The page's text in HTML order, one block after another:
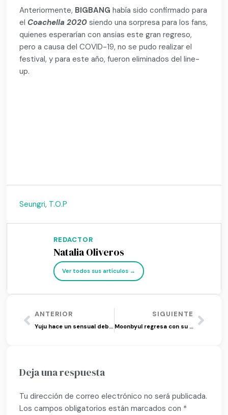
Anteriormente, BIGBANGhabía sido confirmado para
el Coachella 2020 siendo una sorpresa para los fans,
quienes esperarían con ansias este gran regreso,
pero a causa del COVID-19, no se pudo realizar el
festival, y para este año, fueron eliminados del line-
up.
Seungri, T.O.P
REDACTOR
Natalia Oliveros
Ver todos sus artículos →
ANTERIOR
Yuju hace un sensual debut en solitario para ‘Play’
SIGUIENTE
Moonbyul regresa con su 3er mini álbum ‘6equence’
Deja una respuesta
Tu dirección de correo electrónico no será publicada.
Los campos obligatorios están marcados con *